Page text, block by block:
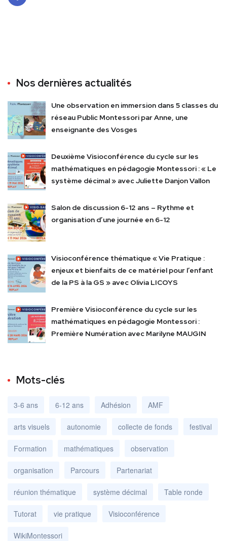
Nos dernières actualités
Une observation en immersion dans 5 classes du
réseau Public Montessori par Anne, une
enseignante des Vosges
Deuxième Visioconférence du cycle sur les
mathématiques en pédagogie Montessori : « Le
système décimal » avec Juliette Danjon Vallon
Salon de discussion 6-12 ans – Rythme et
organisation d’une journée en 6-12
Visioconférence thématique « Vie Pratique :
enjeux et bienfaits de ce matériel pour l’enfant
de la PS à la GS » avec Olivia LICOYS
Première Visioconférence du cycle sur les
mathématiques en pédagogie Montessori :
Première Numération avec Marilyne MAUGIN
Mots-clés
3-6 ans 6-12 ans Adhésion AMF
arts visuels autonomie collecte de fonds festival
Formation mathématiques observation
organisation Parcours Partenariat
réunion thématique système décimal Table ronde
Tutorat vie pratique Visioconférence
WikiMontessori